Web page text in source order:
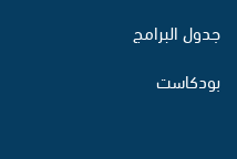
جدول البرامج
بودكاست